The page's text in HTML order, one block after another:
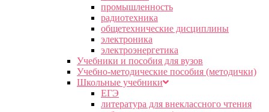
промышленность
радиотехника
общетехнические дисциплины
электроника
электроэнергетика
Учебники и пособия для вузов
Учебно-методические пособия (методички)
Школьные учебники
ЕГЭ
литература для внеклассного чтения